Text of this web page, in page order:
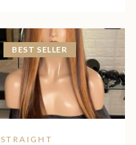
BEST SELLER
STRAIGHT